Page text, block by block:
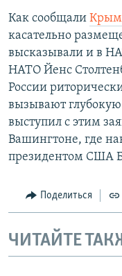
Как сообщали
касательно
высказывали и в
НАТО Йенс
России
вызывают глубокую
выступил с этим
Вашингтоне, где
президентом США
Поделиться
ЧИТАЙТЕ